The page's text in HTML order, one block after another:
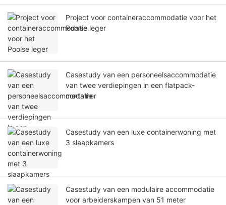
Project voor containeraccommodatie voor het
Poolse leger
Casestudy van een personeelsaccommodatie
van twee verdiepingen in een flatpack-
container
Casestudy van een luxe containerwoning met
3 slaapkamers
Casestudy van een modulaire accommodatie
voor arbeiderskampen van 51 meter